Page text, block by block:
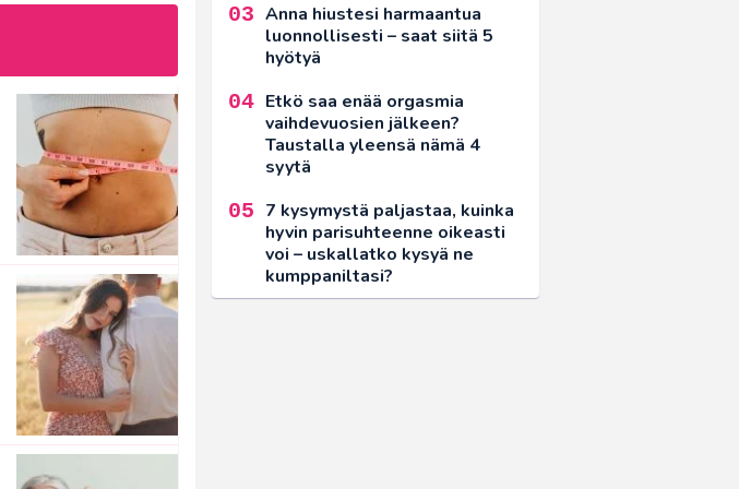
Anna hiustesi harmaantua
luonnollisesti – saat siitä 5
hyötyä
Etkö saa enää orgasmia
vaihdevuosien jälkeen?
Taustalla yleensä nämä 4
syytä
7 kysymystä paljastaa, kuinka
hyvin parisuhteenne oikeasti
voi – uskallatko kysyä ne
kumppaniltasi?